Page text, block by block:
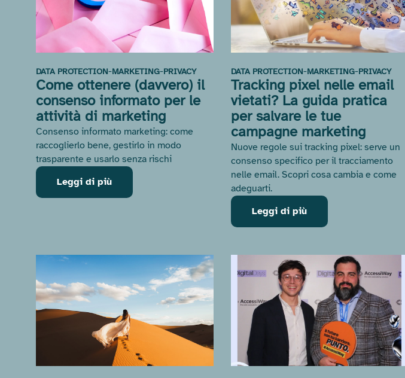
DATA PROTECTION-MARKETING-PRIVACY
Come ottenere (davvero) il
consenso informato per le
attività di marketing
Consenso informato marketing: come
raccoglierlo bene, gestirlo in modo
trasparente e usarlo senza rischi
Leggi di più
DATA PROTECTION-MARKETING-PRIVACY
Tracking pixel nelle email
vietati? La guida pratica
per salvare le tue
campagne marketing
Nuove regole sui tracking pixel: serve un
consenso specifico per il tracciamento
nelle email. Scopri cosa cambia e come
adeguarti.
Leggi di più